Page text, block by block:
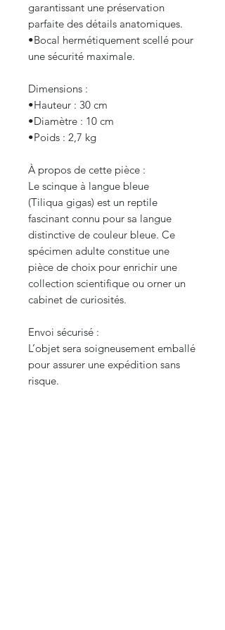
garantissant une préservation
parfaite des détails anatomiques.
​•​Bocal hermétiquement scellé pour
une sécurité maximale.
Dimensions :
​•​Hauteur : 30 cm
​•​Diamètre : 10 cm
​•​Poids : 2,7 kg
À propos de cette pièce :
Le scinque à langue bleue
(Tiliqua gigas) est un reptile
fascinant connu pour sa langue
distinctive de couleur bleue. Ce
spécimen adulte constitue une
pièce de choix pour enrichir une
collection scientifique ou orner un
cabinet de curiosités.
Envoi sécurisé :
L’objet sera soigneusement emballé
pour assurer une expédition sans
risque.